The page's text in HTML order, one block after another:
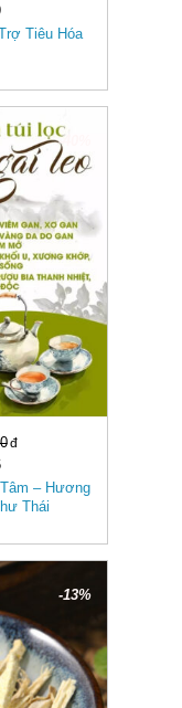
Tiêu Hóa
-40%
– Hương
Thái
-13%